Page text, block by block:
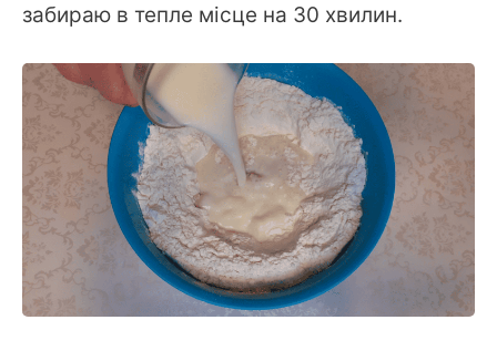
забираю в тепле місце на 30 хвилин.